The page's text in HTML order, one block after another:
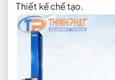
Thiết kế chế tạo.